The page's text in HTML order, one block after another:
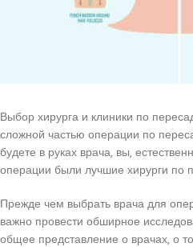
Выбор хирурга и клиники по
сложной частью операции по
будете в руках врача, вы,
операции были лучшие хирурги по
Прежде чем выбрать врача для
важно провести обширное
общее представление о врачах, о